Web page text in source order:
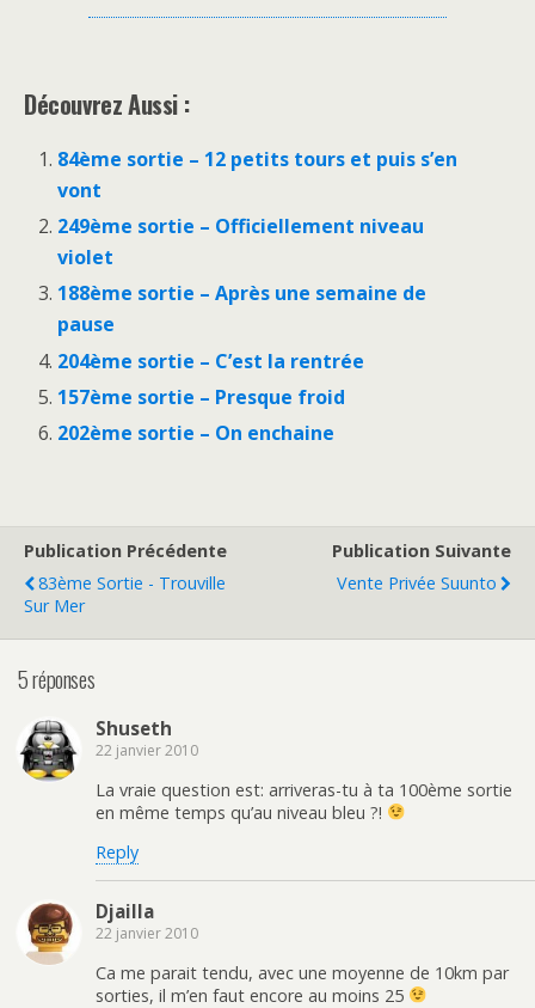
Découvrez Aussi :
84ème sortie – 12 petits tours et puis s’en
vont
249ème sortie – Officiellement niveau
violet
188ème sortie – Après une semaine de
pause
204ème sortie – C’est la rentrée
157ème sortie – Presque froid
202ème sortie – On enchaine
Publication Précédente
83ème Sortie - Trouville
Sur Mer
Publication Suivante
Vente Privée Suunto
5 réponses
Shuseth
22 janvier 2010
La vraie question est: arriveras-tu à ta 100ème sortie
en même temps qu’au niveau bleu ?!
Reply
Djailla
22 janvier 2010
Ca me parait tendu, avec une moyenne de 10km par
sorties, il m’en faut encore au moins 25